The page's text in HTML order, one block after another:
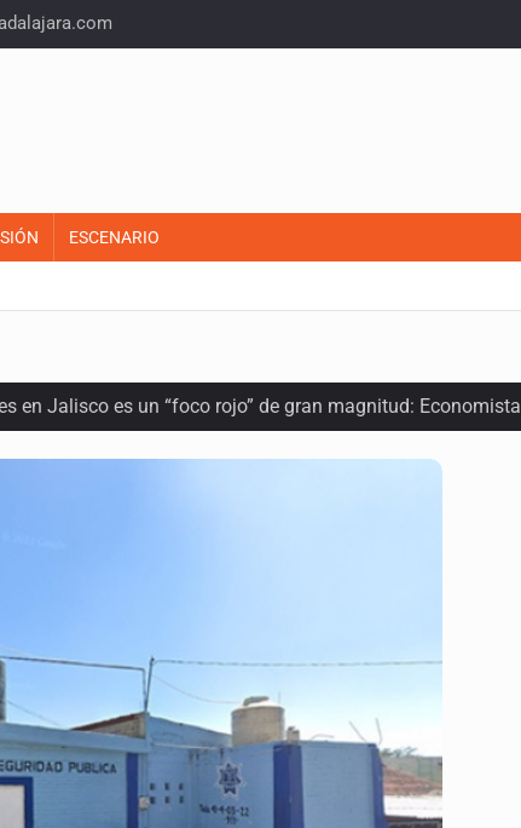
ESCENARIO
en Jalisco es un “foco rojo” de gran magnitud: Economista
fondos públicos
contra su pareja
tala; IJALVI lo niega
de Oblatos
Talavera
vivienda en Mirador de San Isidro